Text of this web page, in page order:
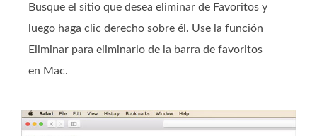
Busque el sitio que desea eliminar de Favoritos y
luego haga clic derecho sobre él. Use la función
Eliminar para eliminarlo de la barra de favoritos
en Mac.